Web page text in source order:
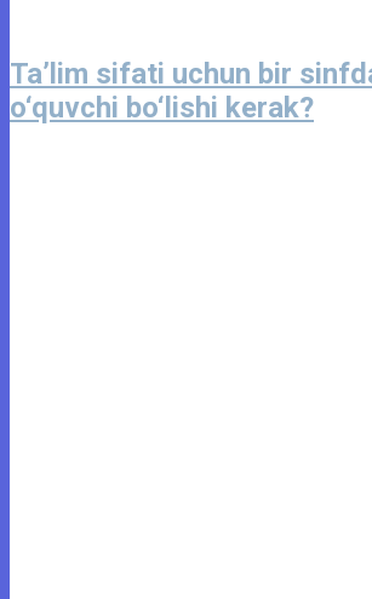
Ta’lim sifati uchun bir
o‘quvchi bo‘lishi kerak?